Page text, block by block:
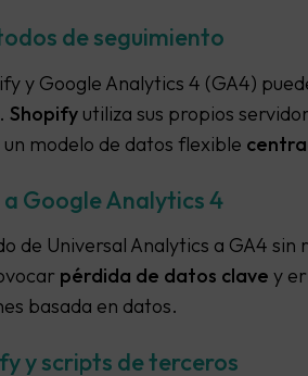
de seguimiento
y Google Analytics 4 (GA4)
Shopify utiliza sus propios
un modelo de datos flexible
Google Analytics 4
de Universal Analytics a GA4
pérdida de datos clave y
basada en datos.
y scripts de terceros